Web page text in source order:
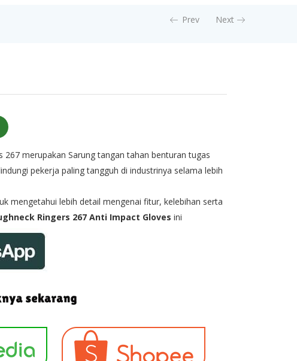
Prev Next
267 merupakan Sarung tangan tahan benturan tugas
pekerja paling tangguh di industrinya selama lebih
mengetahui lebih detail mengenai fitur, kelebihan serta
Ringers 267 Anti Impact Gloves ini